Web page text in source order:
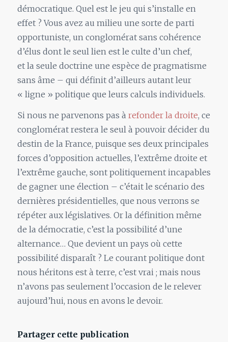
démocratique. Quel est le jeu qui s’installe en
effet ? Vous avez au milieu une sorte de parti
opportuniste, un conglomérat sans cohérence
d’élus dont le seul lien est le culte d’un chef,
et la seule doctrine une espèce de pragmatisme
sans âme – qui définit d’ailleurs autant leur
« ligne » politique que leurs calculs individuels.
Si nous ne parvenons pas à refonder la droite, ce
conglomérat restera le seul à pouvoir décider du
destin de la France, puisque ses deux principales
forces d’opposition actuelles, l’extrême droite et
l’extrême gauche, sont politiquement incapables
de gagner une élection – c’était le scénario des
dernières présidentielles, que nous verrons se
répéter aux législatives. Or la définition même
de la démocratie, c’est la possibilité d’une
alternance… Que devient unpays où cette
possibilité disparaît ? Le courant politique dont
nous héritons est à terre, c’est vrai ; mais nous
n’avons pas seulement l’occasion de le relever
aujourd’hui, nous en avons le devoir.
Partager cette publication